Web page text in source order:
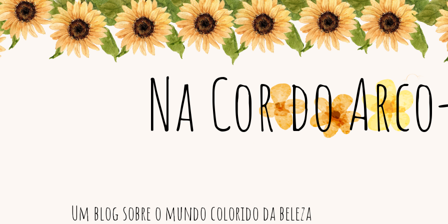
Na Cor do
Um blog sobre o mundo colorido da beleza